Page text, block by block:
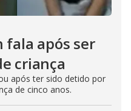
fala após ser
criança
após ter sido detido por
de cinco anos.